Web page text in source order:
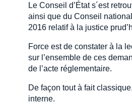
Le Conseil d’État s´est
ainsi que du Conseil
2016 relatif à la justice
Force est de constater à la
sur l’ensemble de ces
de l’acte réglementaire.
De façon tout à fait
interne.